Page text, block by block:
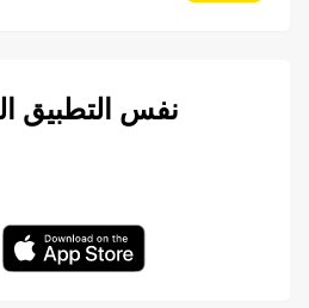
نفس التطبيق